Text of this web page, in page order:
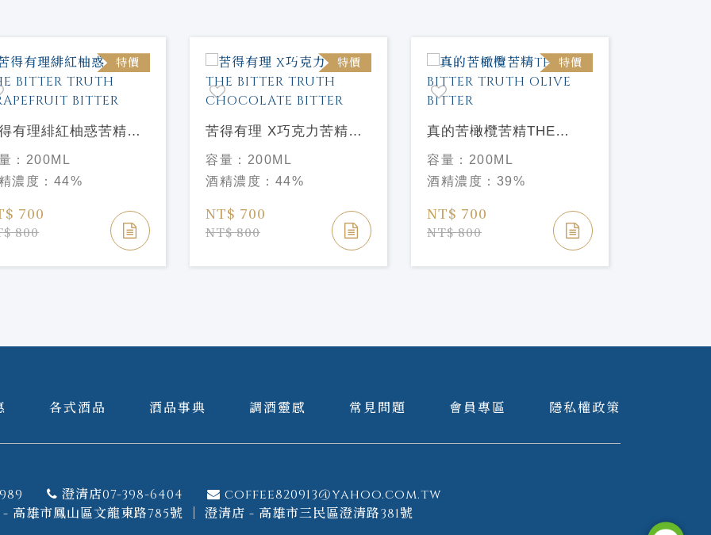
特價
有理緋紅柚惑苦精
BITTER TRUTH
BITTER
： 200ML
濃度： 44%
700
800
特價
苦得有理 X巧克力苦精
THE BITTER TRUTH
CHOCOLATE BITTER
容量： 200ML
酒精濃度： 44%
NT$ 700
NT$ 800
特價
真的苦橄欖苦精THE
BITTER TRUTH OLIVE
BITTER
容量： 200ML
酒精濃度： 39%
NT$ 700
NT$ 800
各式酒品 酒品事典 調酒靈感 常見問題 會員專區 隱私權政策
澄清店07-398-6404
coffee820913@yahoo.com.tw
高雄市鳳山區文龍東路785號 ｜ 澄清店 - 高雄市三民區澄清路381號